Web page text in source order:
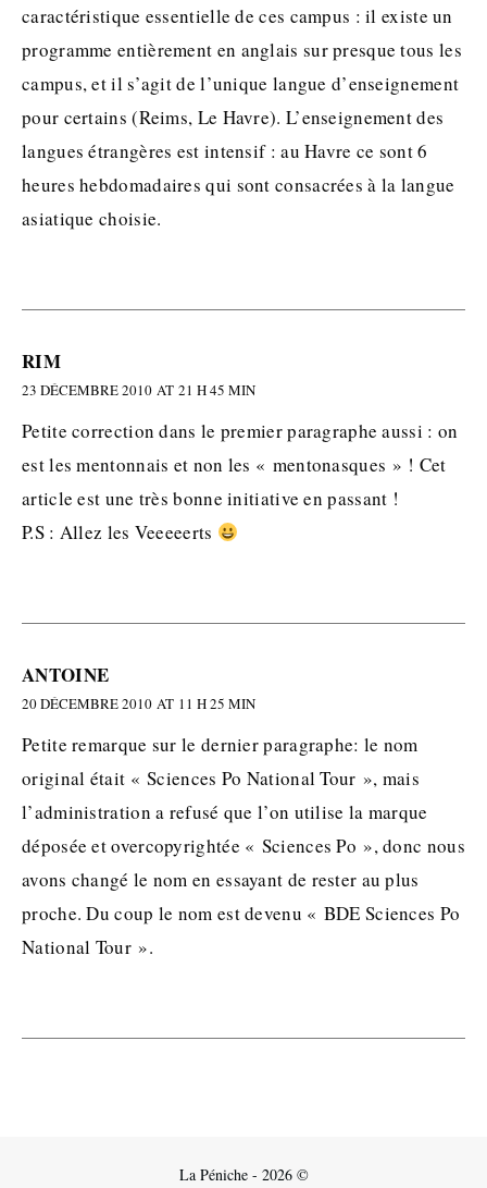
caractéristique essentielle de ces campus : il existe un
programme entièrement en anglais sur presque tous les
campus, et il s’agit de l’unique langue d’enseignement
pour certains (Reims, Le Havre). L’enseignement des
langues étrangères est intensif : au Havre ce sont 6
heures hebdomadaires qui sont consacrées à la langue
asiatique choisie.
RIM
23 DÉCEMBRE 2010 AT 21 H 45 MIN
Petite correction dans le premier paragraphe aussi : on
est les mentonnais et non les « mentonasques » ! Cet
article est une très bonne initiative en passant !
P.S : Allez les Veeeeerts
ANTOINE
20 DÉCEMBRE 2010 AT 11 H 25 MIN
Petite remarque sur le dernier paragraphe: le nom
original était « Sciences Po National Tour », mais
l’administration a refusé que l’on utilise la marque
déposée et overcopyrightée « Sciences Po », donc nous
avons changé le nom en essayant de rester au plus
proche. Du coup le nom est devenu « BDE Sciences Po
National Tour ».
La Péniche - 2026 ©